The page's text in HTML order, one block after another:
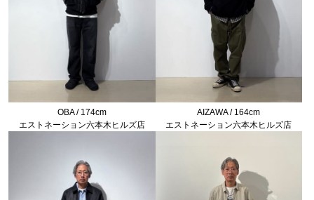
OBA / 174cm
エストネーション六本木ヒルズ店
AIZAWA / 164cm
エストネーション六本木ヒルズ店